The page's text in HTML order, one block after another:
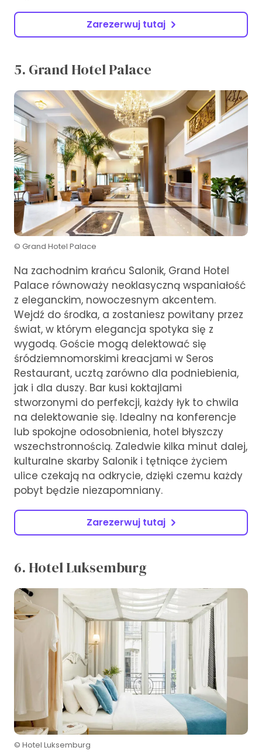
Zarezerwuj tutaj
5. Grand Hotel Palace
© Grand Hotel Palace
Na zachodnim krańcu Salonik, Grand Hotel
Palace równoważy neoklasyczną wspaniałość
z eleganckim, nowoczesnym akcentem.
Wejdź do środka, a zostaniesz powitany przez
świat, w którym elegancja spotyka się z
wygodą. Goście mogą delektować się
śródziemnomorskimi kreacjami w Seros
Restaurant, ucztą zarówno dla podniebienia,
jak i dla duszy. Bar kusi koktajlami
stworzonymi do perfekcji, każdy łyk to chwila
na delektowanie się. Idealny na konferencje
lub spokojne odosobnienia, hotel błyszczy
wszechstronnością. Zaledwie kilka minut dalej,
kulturalne skarby Salonik i tętniące życiem
ulice czekają na odkrycie, dzięki czemu każdy
pobyt będzie niezapomniany.
Zarezerwuj tutaj
6. Hotel Luksemburg
© Hotel Luksemburg